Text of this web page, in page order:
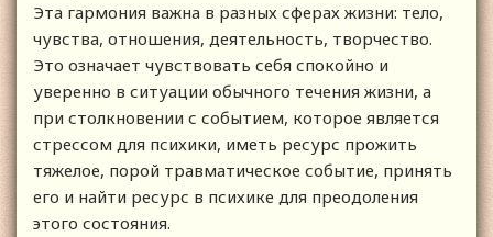
Эта гармония важна в разных сферах жизни: тело,
чувства, отношения, деятельность, творчество.
Это означает чувствовать себя спокойно и
уверенно в ситуации обычного течения жизни, а
при столкновении с событием, которое является
стрессом для психики, иметь ресурс прожить
тяжелое, порой травматическое событие, принять
его и найти ресурс в психике для преодоления
этого состояния.